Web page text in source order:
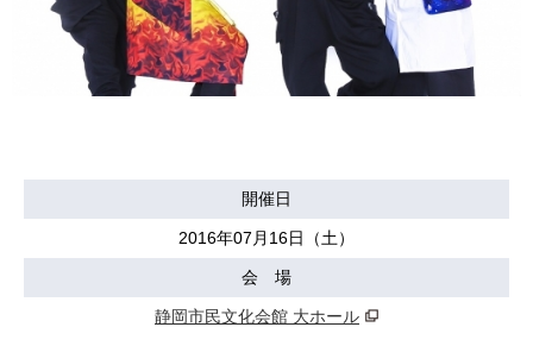
開催日
2016年07月16日（土）
会 場
静岡市民文化会館 大ホール